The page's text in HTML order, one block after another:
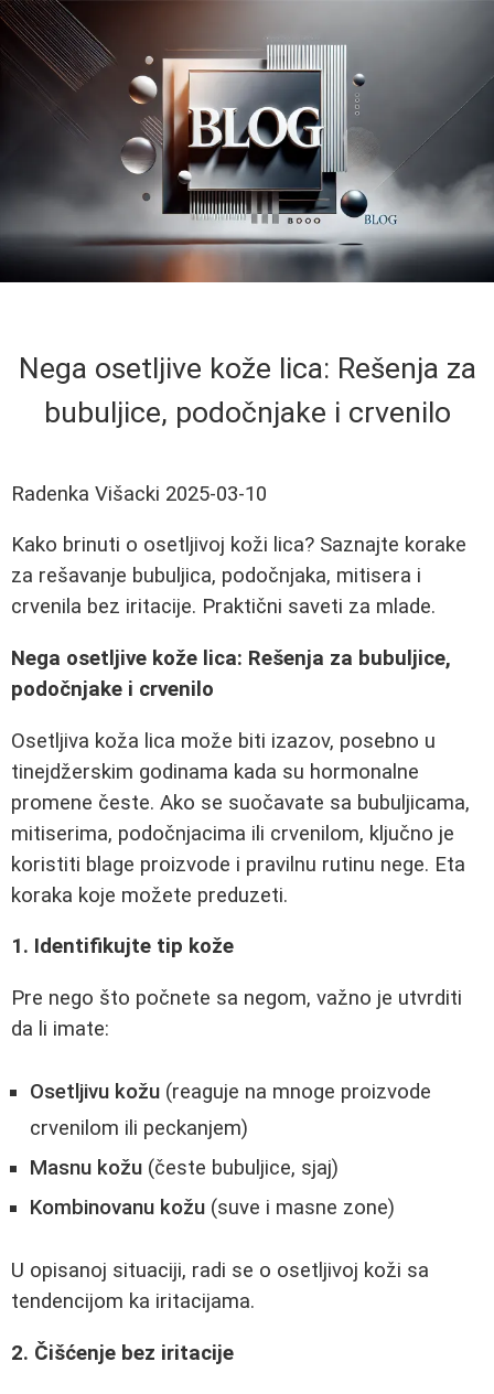
Nega osetljive kože lica: Rešenja za
bubuljice, podočnjake i crvenilo
Radenka Višacki 2025-03-10
Kako brinuti o osetljivoj koži lica? Saznajte korake
za rešavanje bubuljica, podočnjaka, mitisera i
crvenila bez iritacije. Praktični saveti za mlade.
Nega osetljive kože lica: Rešenja za bubuljice,
podočnjake i crvenilo
Osetljiva koža lica može biti izazov, posebno u
tinejdžerskim godinama kada su hormonalne
promene česte. Ako se suočavate sa bubuljicama,
mitiserima, podočnjacima ili crvenilom, ključno je
koristiti blage proizvode i pravilnu rutinu nege. Eta
koraka koje možete preduzeti.
1. Identifikujte tip kože
Pre nego što počnete sa negom, važno je utvrditi
da li imate:
Osetljivu kožu (reaguje na mnoge proizvode
crvenilom ili peckanjem)
Masnu kožu (česte bubuljice, sjaj)
Kombinovanu kožu (suve i masne zone)
U opisanoj situaciji, radi se o osetljivoj koži sa
tendencijom ka iritacijama.
2. Čišćenje bez iritacije